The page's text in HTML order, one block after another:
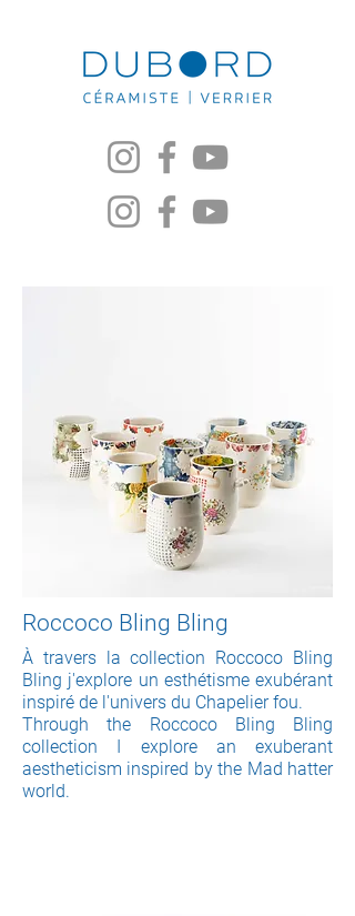
Roccoco Bling Bling
À travers la collection Roccoco Bling
Bling j'explore un esthétisme exubérant
inspiré de l'univers du Chapelier fou.
Through the Roccoco Bling Bling
collection I explore an exuberant
aestheticism inspired by the Mad hatter
world.